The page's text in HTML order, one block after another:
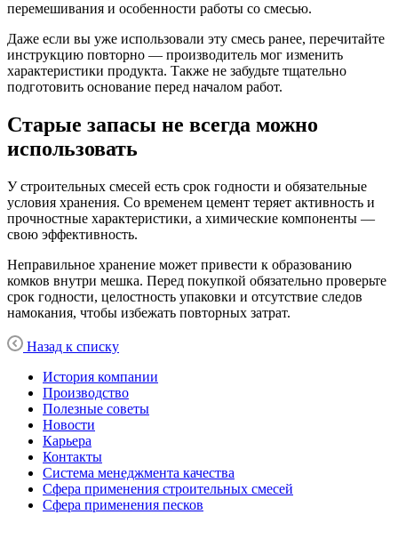
перемешивания и особенности работы со смесью.
Даже если вы уже использовали эту смесь ранее, перечитайте
инструкцию повторно — производитель мог изменить
характеристики продукта. Также не забудьте тщательно
подготовить основание перед началом работ.
Старые запасы не всегда можно
использовать
У строительных смесей есть срок годности и обязательные
условия хранения. Со временем цемент теряет активность и
прочностные характеристики, а химические компоненты —
свою эффективность.
Неправильное хранение может привести к образованию
комков внутри мешка. Перед покупкой обязательно проверьте
срок годности, целостность упаковки и отсутствие следов
намокания, чтобы избежать повторных затрат.
Назад к списку
История компании
Производство
Полезные советы
Новости
Карьера
Контакты
Система менеджмента качества
Сфера применения строительных смесей
Сфера применения песков